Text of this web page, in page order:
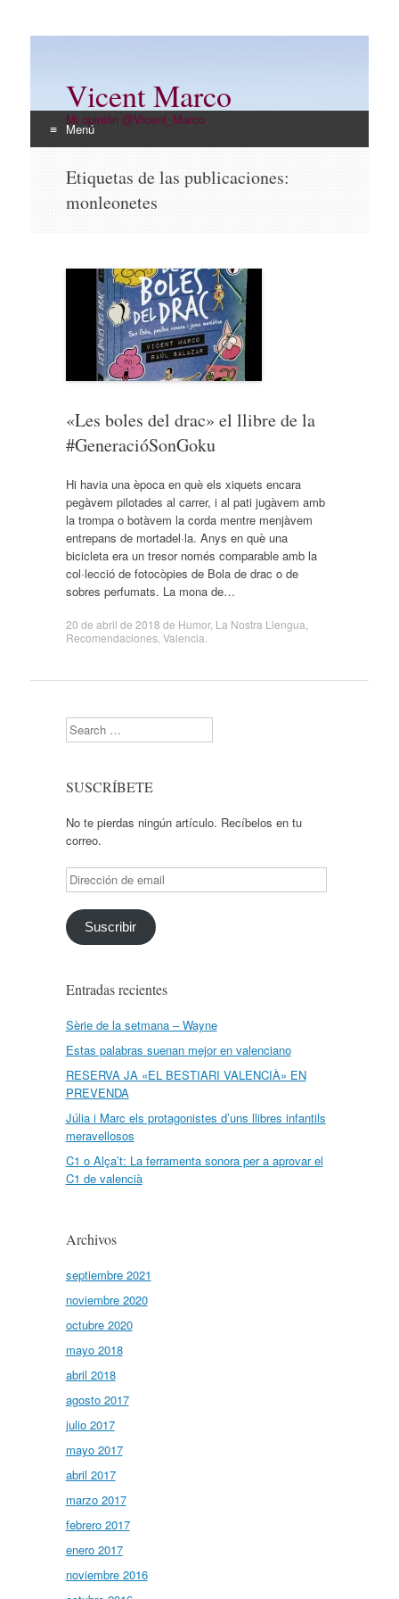
Vicent Marco
Mi opinión @Vicent_Marco
Menú
contenido
Etiquetas de las publicaciones:
monleonetes
«Les boles del drac» el llibre de la
#GeneracióSonGoku
Hi havia una època en què els xiquets encara
pegàvem pilotades al carrer, i al pati jugàvem amb
la trompa o botàvem la corda mentre menjàvem
entrepans de mortadel·la. Anys en què una
bicicleta era un tresor només comparable amb la
col·lecció de fotocòpies de Bola de drac o de
sobres perfumats. La mona de…
20 de abril de 2018 de Humor, La Nostra Llengua
Recomendaciones, Valencia
Search
SUSCRÍBETE
No te pierdas ningún artículo. Recíbelos en tu
correo.
Dirección
de
email
Suscribir
Entradas recientes
Sèrie de la setmana – Wayne
Estas palabras suenan mejor en valenciano
RESERVA JA «EL BESTIARI VALENCIÀ» EN
PREVENDA
Júlia i Marc els protagonistes d’uns llibres infantils
meravellosos
C1 o Alça’t: La ferramenta sonora per a aprovar el
C1 de valencià
Archivos
septiembre 2021
noviembre 2020
octubre 2020
mayo 2018
abril 2018
agosto 2017
julio 2017
mayo 2017
abril 2017
marzo 2017
febrero 2017
enero 2017
noviembre 2016